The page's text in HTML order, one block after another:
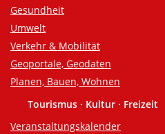
Gesundheit
Umwelt
Verkehr & Mobilität
Geoportale, Geodaten
Planen, Bauen, Wohnen
Tourismus · Kultur · Freizeit
Veranstaltungskalender